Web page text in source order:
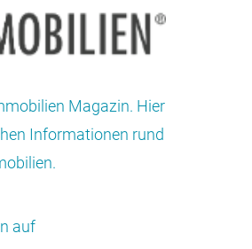
Magazin. Hier
Informationen rund
auf